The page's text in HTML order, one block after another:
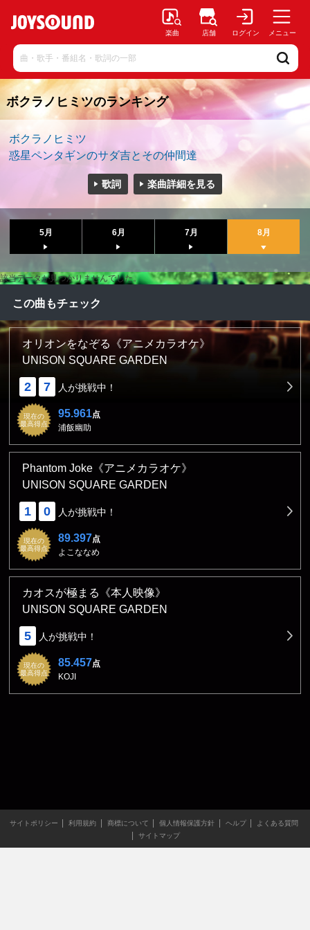
楽曲 店舗 ログイン メニュー
ボクラノヒミツのランキング
ボクラノヒミツ
惑星ペンタギンのサダ吉とその仲間達
歌詞 楽曲詳細を見る
5月 6月 7月 8月
該当データが見つかりませんでした。
この曲もチェック
オリオンをなぞる《アニメカラオケ》
UNISON SQUARE GARDEN
2 7 人が挑戦中！
現在の
最高得点
95.961点
浦飯幽助
Phantom Joke《アニメカラオケ》
UNISON SQUARE GARDEN
1 0 人が挑戦中！
現在の
最高得点
89.397点
よこななめ
カオスが極まる《本人映像》
UNISON SQUARE GARDEN
5 人が挑戦中！
現在の
最高得点
85.457点
KOJI
サイトポリシー 利用規約 商標について 個人情報保護方針 ヘルプ
よくある質問
サイトマップ